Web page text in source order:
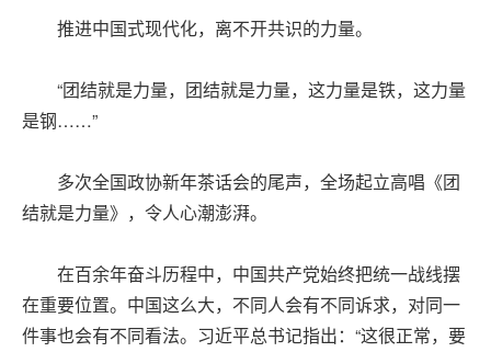
推进中国式现代化，离不开共识的力量。
“团结就是力量，团结就是力量，这力量是铁，这力量
是钢……”
多次全国政协新年茶话会的尾声，全场起立高唱《团
结就是力量》，令人心潮澎湃。
在百余年奋斗历程中，中国共产党始终把统一战线摆
在重要位置。中国这么大，不同人会有不同诉求，对同一
件事也会有不同看法。习近平总书记指出：“这很正常，要